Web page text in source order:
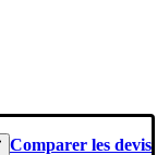
Comparer les devis